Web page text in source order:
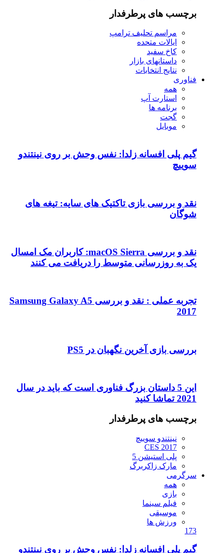
برچسب های پرطرفدار
مراسم تحلیف ترامپ
ایالات متحده
کاخ سفید
داستانهای بازار
نتایج انتخابات
فناوری
همه
استارت آپ
برنامه ها
گجت
موبایل
گیم پلی افسانه زلدا: نفس وحش بر روی نینتندو
سوییچ
نقد و بررسی بازی تاکتیک های سایه: تیغه های
شوگان
نقد و بررسی macOS Sierra: کاربران مک امسال
یک به روزرسانی متوسط را دریافت می کنند
تجربه عملی : نقد و بررسی Samsung Galaxy A5
2017
بررسی بازی آخرین نگهبان در PS5
این 5 داستان بزرگ فناوری است که باید در سال
2021 تماشا کنید
برچسب های پرطرفدار
نینتندو سوییچ
CES 2017
پلی استیشن 5
مارک زاکربرگ
سرگرمی
همه
بازی
فیلم سینما
موسیقی
ورزش ها
173
گیم پلی افسانه زلدا: نفس وحش بر روی نینتندو